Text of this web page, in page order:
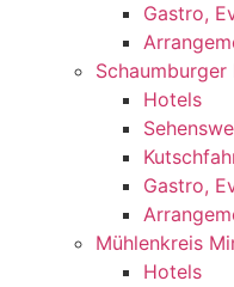
Gastro,
Schaumburger
Hotels
Gastro,
Mühlenkreis
Hotels